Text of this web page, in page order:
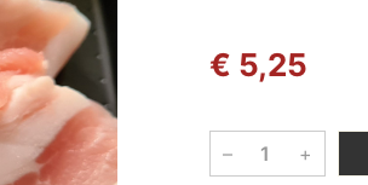
€ 5,25
– +